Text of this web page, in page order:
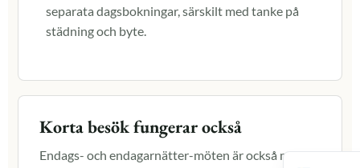
separata dagsbokningar, särskilt med tanke på
städning och byte.
Korta besök fungerar också
Endags- och endagarnätter-möten är också möjliga
日本語